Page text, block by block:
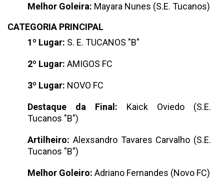
Melhor Goleira: Mayara Nunes (S.E. Tucanos)
CATEGORIA PRINCIPAL
1º Lugar: S. E. TUCANOS "B"
2º Lugar: AMIGOS FC
3º Lugar: NOVO FC
Destaque da Final: Kaick Oviedo (S.E.
Tucanos "B")
Artilheiro: Alexsandro Tavares Carvalho (S.E.
Tucanos "B")
Melhor Goleiro: Adriano Fernandes (Novo FC)